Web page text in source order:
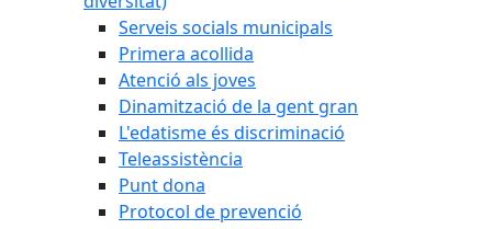
Serveis socials municipals
Primera acollida
Atenció als joves
Dinamització de la gent gran
L'edatisme és discriminació
Teleassistència
Punt dona
Protocol de prevenció